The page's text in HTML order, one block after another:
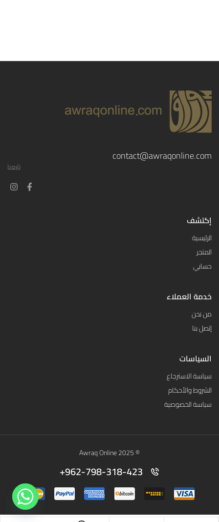
contact@awraqonline.com
تابعنا
إكتشف
الرئيسية
المتجر
حسابي
خدمة العملاء
من نحن
إتصل بنا
السياسات
سياسة الاسترجاع
الشروط والأحكام
سياسة الخصوصية
© 2025 Awraq Online
962-798-318-423+